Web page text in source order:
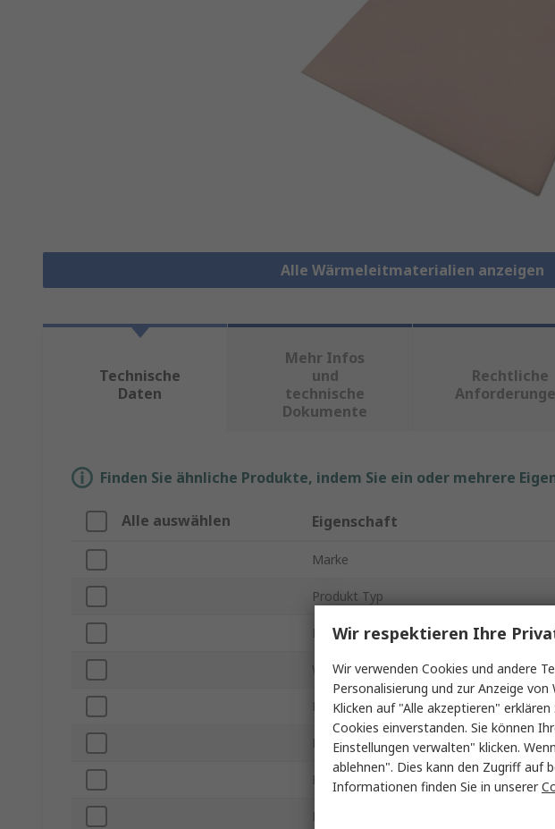
Alle Wärmeleitmaterialien anzeigen
Technische
Daten
Mehr Infos
und
technische
Dokumente
Rechtliche
Finden Sie ähnliche Produkte, indem Sie ein oder mehrere
Alle auswählen Eigenschaft
Marke
Produkt Typ
Dicke
Wärmeleitfähigkeit
Handelsname
Leitfähiges Material
Härtegrad
Länge
Wir respektieren Ihre
Wir verwenden Cookies und andere
Personalisierung und zur Anzeige
Klicken auf "Alle akzeptieren"
Cookies einverstanden. Sie können
Einstellungen verwalten" klicken.
ablehnen". Dies kann den Zugriff auf
Informationen finden Sie in unserer